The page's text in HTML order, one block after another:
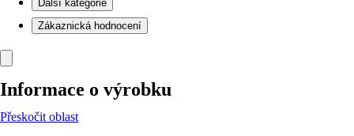
Další kategorie
Zákaznická hodnocení
Informace o výrobku
Přeskočit oblast